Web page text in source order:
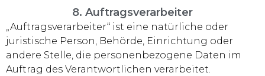
8. Auftragsverarbeiter
„Auftragsverarbeiter“ ist eine natürliche oder
juristische Person, Behörde, Einrichtung oder
andere Stelle, die personenbezogene Daten im
Auftrag des Verantwortlichen verarbeitet.